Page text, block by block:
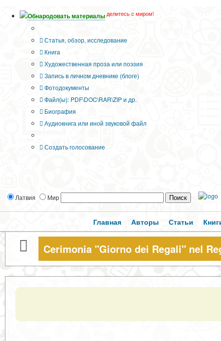
Обнародовать материалы делитесь с миром!
Статья, обзор, исследование
Книга
Художественная проза или поэзия
Запись в личном дневнике (блоге)
Фотодокументы
Файл(ы): PDF\DOC\RAR\ZIP и др.
Биография
Аудиокнига или иной звуковой файл
Создать голосование
Латвия Мир
Главная Авторы Статьи
Cerimonia "Giorno dei Regali" nel